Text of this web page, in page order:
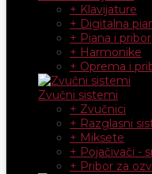
+ Klavijature
+ Digitalna
+ Piana i pribor
+ Harmonike
+ Oprema i
Zvučni sistemi
+ Zvučnici
+ Razglasni
+ Miksete
+ Pojačivači -
+ Pribor za